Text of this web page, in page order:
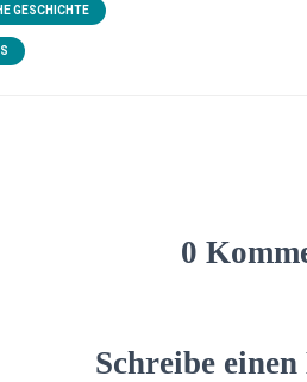
GESCHICHTE
0
Schreibe